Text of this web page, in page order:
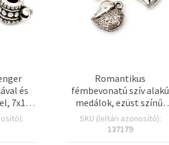
és
7x10
ezüst
db)
Romantikus
fémbevonatú szív alakú
medálok, ezüst színű,
14x15x6 mm, furat 1 mm
– 20 g (~34 db), ideális
SKU (leltári azonosító):
137179